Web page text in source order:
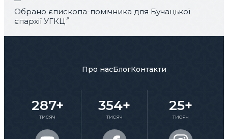
Обрано єпископа-помічника для Бучацької
єпархії УГКЦ
Про насБлогКонтакти
287+
тисяч
354+
тисяч
25+
тисяч